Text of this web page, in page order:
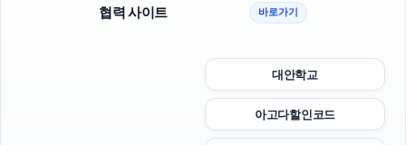
협력 사이트 바로가기
대안학교
아고다할인코드